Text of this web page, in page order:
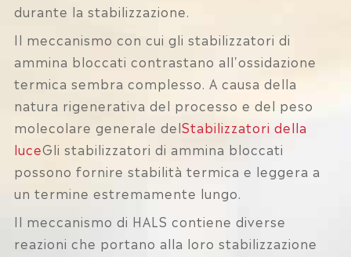
durante la stabilizzazione.
Il meccanismo con cui gli stabilizzatori di
ammina bloccati contrastano all'ossidazione
termica sembra complesso. A causa della
natura rigenerativa del processo e del peso
molecolare generale delStabilizzatori della
luceGli stabilizzatori di ammina bloccati
possono fornire stabilità termica e leggera a
un termine estremamente lungo.
Il meccanismo di HALS contiene diverse
reazioni che portano alla loro stabilizzazione